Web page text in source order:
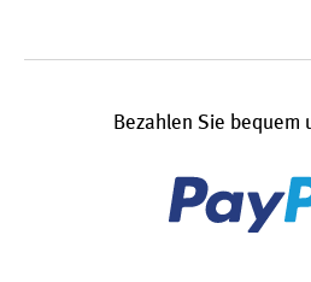
Bezahlen Sie bequem